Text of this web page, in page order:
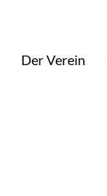
Der Verein